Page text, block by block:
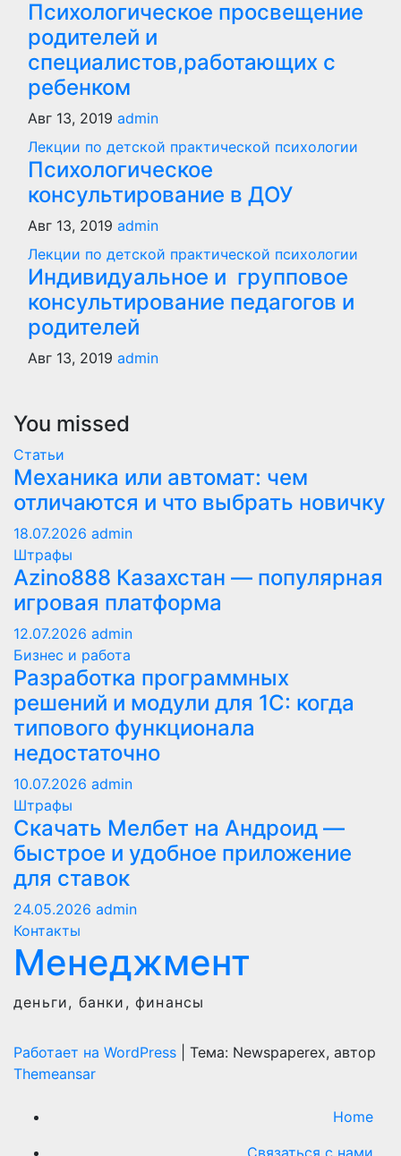
Психологическое просвещение
родителей и
специалистов,работающих с
ребенком
Авг 13, 2019 admin
Лекции по детской практической психологии
Психологическое
консультирование в ДОУ
Авг 13, 2019 admin
Лекции по детской практической психологии
Индивидуальное и групповое
консультирование педагогов и
родителей
Авг 13, 2019 admin
You missed
Статьи
Механика или автомат: чем
отличаются и что выбрать новичку
18.07.2026 admin
Штрафы
Azino888 Казахстан — популярная
игровая платформа
12.07.2026 admin
Бизнес и работа
Разработка программных
решений и модули для 1С: когда
типового функционала
недостаточно
10.07.2026 admin
Штрафы
Скачать Мелбет на Андроид —
быстрое и удобное приложение
для ставок
24.05.2026 admin
Контакты
Менеджмент
деньги, банки, финансы
Работает на WordPress
Тема: Newspaperex, автор
Themeansar
Home
Связаться с нами